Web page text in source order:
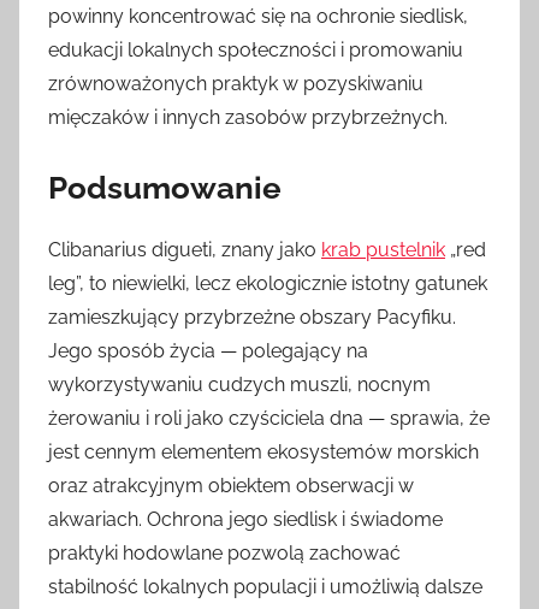
powinny koncentrować się na ochronie siedlisk,
edukacji lokalnych społeczności i promowaniu
zrównoważonych praktyk w pozyskiwaniu
mięczaków i innych zasobów przybrzeżnych.
Podsumowanie
Clibanarius digueti, znany jako krab pustelnik „red
leg”, to niewielki, lecz ekologicznie istotny gatunek
zamieszkujący przybrzeżne obszary Pacyfiku.
Jego sposób życia — polegający na
wykorzystywaniu cudzych muszli, nocnym
żerowaniu i roli jako czyściciela dna — sprawia, że
jest cennym elementem ekosystemów morskich
oraz atrakcyjnym obiektem obserwacji w
akwariach. Ochrona jego siedlisk i świadome
praktyki hodowlane pozwolą zachować
stabilność lokalnych populacji i umożliwią dalsze